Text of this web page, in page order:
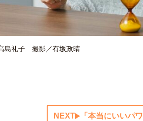
島礼子 撮影／有坂政晴
NEXT
「本当にいいパ